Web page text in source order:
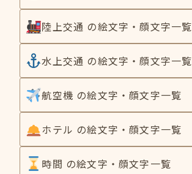
陸上交通 の絵文字・顔文字一覧
水上交通 の絵文字・顔文字一覧
航空機 の絵文字・顔文字一覧
ホテル の絵文字・顔文字一覧
時間 の絵文字・顔文字一覧